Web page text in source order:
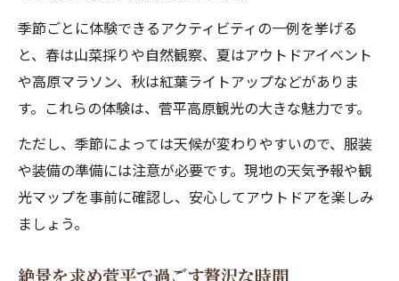
季節ごとに体験できるアクティビティの一例を挙げる
と、春は山菜採りや自然観察、夏はアウトドアイベント
や高原マラソン、秋は紅葉ライトアップなどがありま
す。これらの体験は、菅平高原観光の大きな魅力です。
ただし、季節によっては天候が変わりやすいので、服装
や装備の準備には注意が必要です。現地の天気予報や観
光マップを事前に確認し、安心してアウトドアを楽しみ
ましょう。
絶景を求め菅平で過ごす贅沢な時間